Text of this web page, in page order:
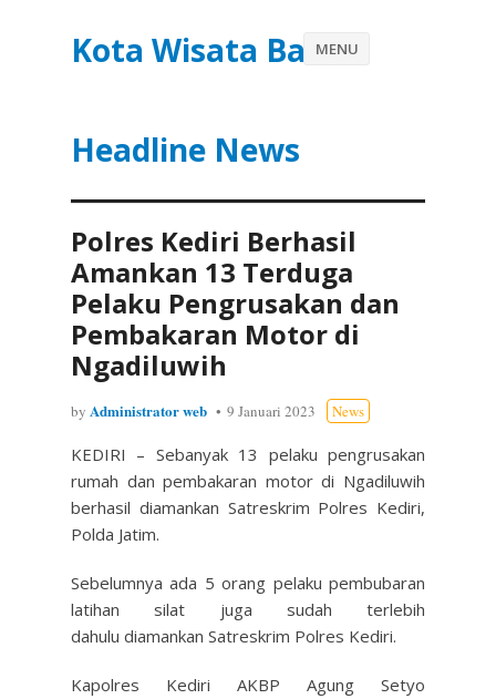
Kota Wisata Batu
Headline News
MENU
Polres Kediri Berhasil
Amankan 13 Terduga
Pelaku Pengrusakan dan
Pembakaran Motor di
Ngadiluwih
by Administrator web 9 Januari 2023 News
KEDIRI – Sebanyak 13 pelaku pengrusakan
rumah dan pembakaran motor di Ngadiluwih
berhasil diamankan Satreskrim Polres Kediri,
Polda Jatim.
Sebelumnya ada 5 orang pelaku pembubaran
latihan silat juga sudah terlebih
dahulu diamankan Satreskrim Polres Kediri.
Kapolres Kediri AKBP Agung Setyo